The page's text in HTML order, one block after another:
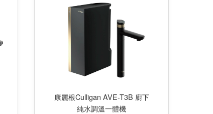
康麗根Culligan AVE-T3B 廚下
純水調溫一體機